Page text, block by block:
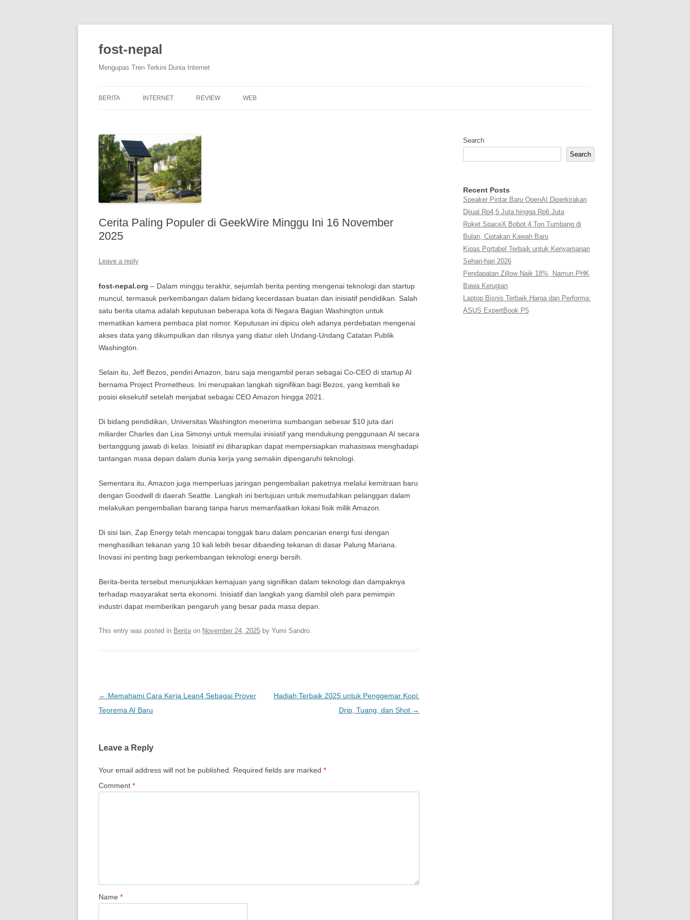
fost-nepal
Mengupas Tren Terkini Dunia Internet
BERITA INTERNET REVIEW WEB
Cerita Paling Populer di GeekWire Minggu Ini 16 November
2025
Leave a reply
fost-nepal.org – Dalam minggu terakhir, sejumlah berita penting mengenai teknologi dan startup
muncul, termasuk perkembangan dalam bidang kecerdasan buatan dan inisiatif pendidikan. Salah
satu berita utama adalah keputusan beberapa kota di Negara Bagian Washington untuk
mematikan kamera pembaca plat nomor. Keputusan ini dipicu oleh adanya perdebatan mengenai
akses data yang dikumpulkan dan rilisnya yang diatur oleh Undang-Undang Catatan Publik
Washington.
Selain itu, Jeff Bezos, pendiri Amazon, baru saja mengambil peran sebagai Co-CEO di startup AI
bernama Project Prometheus. Ini merupakan langkah signifikan bagi Bezos, yang kembali ke
posisi eksekutif setelah menjabat sebagai CEO Amazon hingga 2021.
Di bidang pendidikan, Universitas Washington menerima sumbangan sebesar $10 juta dari
miliarder Charles dan Lisa Simonyi untuk memulai inisiatif yang mendukung penggunaan AI secara
bertanggung jawab di kelas. Inisiatif ini diharapkan dapat mempersiapkan mahasiswa menghadapi
tantangan masa depan dalam dunia kerja yang semakin dipengaruhi teknologi.
Sementara itu, Amazon juga memperluas jaringan pengembalian paketnya melalui kemitraan baru
dengan Goodwill di daerah Seattle. Langkah ini bertujuan untuk memudahkan pelanggan dalam
melakukan pengembalian barang tanpa harus memanfaatkan lokasi fisik milik Amazon.
Di sisi lain, Zap Energy telah mencapai tonggak baru dalam pencarian energi fusi dengan
menghasilkan tekanan yang 10 kali lebih besar dibanding tekanan di dasar Palung Mariana.
Inovasi ini penting bagi perkembangan teknologi energi bersih.
Berita-berita tersebut menunjukkan kemajuan yang signifikan dalam teknologi dan dampaknya
terhadap masyarakat serta ekonomi. Inisiatif dan langkah yang diambil oleh para pemimpin
industri dapat memberikan pengaruh yang besar pada masa depan.
This entry was posted in Berita on November 24, 2025 by Yumi Sandro.
Post
navigation
← Memahami Cara Kerja Lean4 Sebagai Prover
Teorema AI Baru
Hadiah Terbaik 2025 untuk Penggemar Kopi:
Drip, Tuang, dan Shot →
Leave a Reply
Your email address will not be published. Required fields are marked *
Comment *
Name *
Search
Search
Recent Posts
Speaker Pintar Baru OpenAI Diperkirakan
Dijual Rp4,5 Juta hingga Rp6 Juta
Roket SpaceX Bobot 4 Ton Tumbang di
Bulan, Ciptakan Kawah Baru
Kipas Portabel Terbaik untuk Kenyamanan
Sehari-hari 2026
Pendapatan Zillow Naik 18%, Namun PHK
Bawa Kerugian
Laptop Bisnis Terbaik Harga dan Performa:
ASUS ExpertBook P5